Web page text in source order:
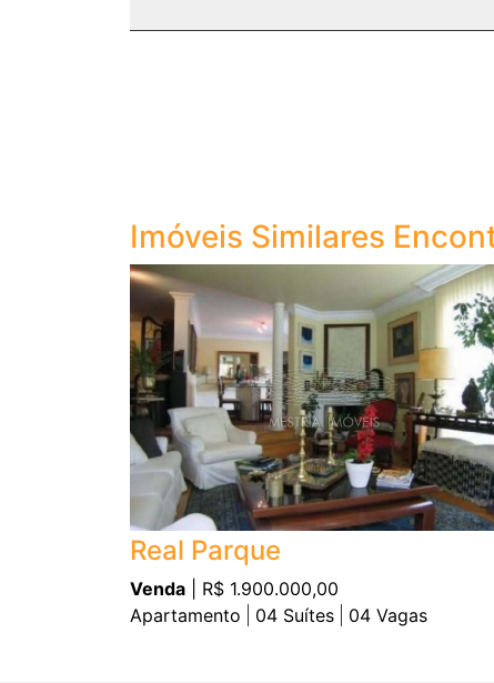
Imóveis Similares
Real Parque
Venda | R$ 1.900.000,00
Apartamento
04 Suítes 04 Vagas